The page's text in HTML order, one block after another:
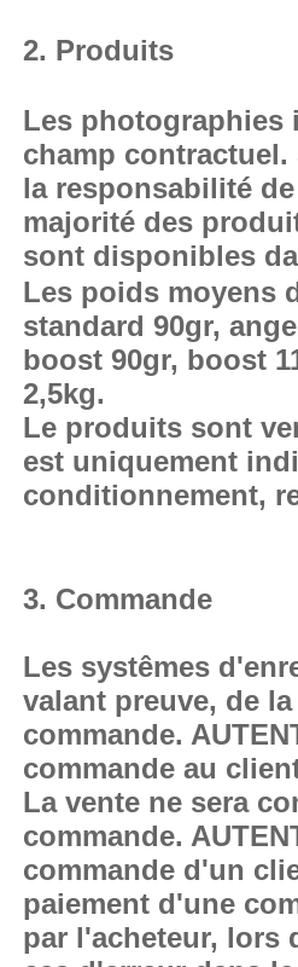
2. Produits
Les photographies
champ
la responsabilité
majorité des
sont disponibles
Les poids moyens
standard 90gr,
boost 90gr, boost
2,5kg.
Le produits sont
est uniquement
conditionnement,
3. Commande
Les systêmes
valant preuve, de
commande.
commande au
La vente ne sera
commande.
commande d'un
paiement d'une
par l'acheteur, lors